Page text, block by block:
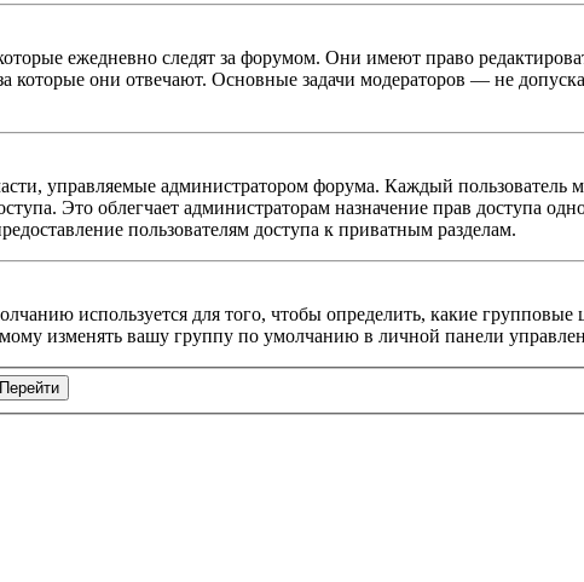
ежедневно следят за форумом. Они имеют право
которые они отвечают. Основные задачи модераторов — не
управляемые администратором форума. Каждый пользователь
Это облегчает администраторам назначение прав доступа
пользователям доступа к приватным разделам.
используется для того, чтобы определить, какие
изменять вашу группу по умолчанию в личной панели